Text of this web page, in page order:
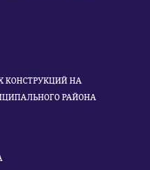
КОНСТРУКЦИЙ НА
РАЙОНА